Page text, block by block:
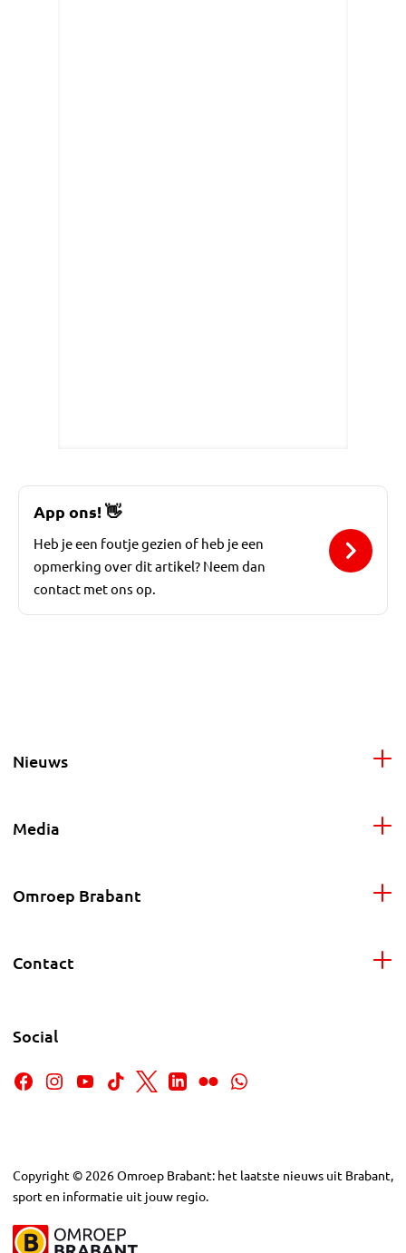
App ons!👋
Heb je een foutje gezien of heb je een
opmerking over dit artikel? Neem dan
contact met ons op.
Nieuws
Media
Omroep Brabant
Contact
Social
Copyright © 2026Omroep Brabant: het laatste nieuws uit Brabant,
sport en informatie uit jouw regio.